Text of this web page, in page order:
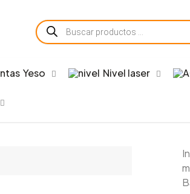
Búsqueda
de
productos
Yeso Nivel laser